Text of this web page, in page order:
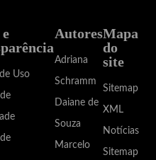
Uso
Autores
Adriana
Schramm
Daiane de
Souza
Marcelo
Mapa
do
site
Sitemap
XML
Notícias
Sitemap